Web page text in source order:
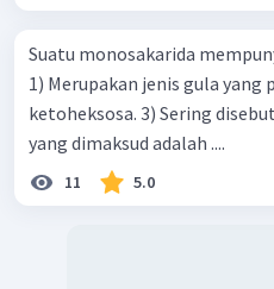
Suatu monosakarida
1) Merupakan jenis gula yang paling
ketoheksosa. 3) Sering disebut levulosa. Monosakarida
yang dimaksud adalah ....
11 5.0